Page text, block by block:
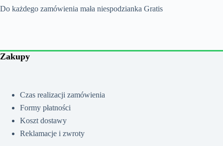
Do każdego zamówienia mała niespodzianka Gratis
Zakupy
Czas realizacji zamówienia
Formy płatności
Koszt dostawy
Reklamacje i zwroty